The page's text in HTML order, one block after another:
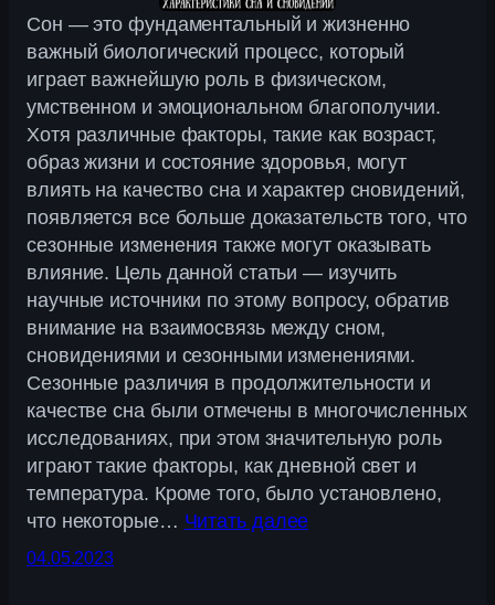
Сон — это фундаментальный и жизненно
важный биологический процесс, который
играет важнейшую роль в физическом,
умственном и эмоциональном благополучии.
Хотя различные факторы, такие как возраст,
образ жизни и состояние здоровья, могут
влиять на качество сна и характер сновидений,
появляется все больше доказательств того, что
сезонные изменения также могут оказывать
влияние. Цель данной статьи — изучить
научные источники по этому вопросу, обратив
внимание на взаимосвязь между сном,
сновидениями и сезонными изменениями.
Сезонные различия в продолжительности и
качестве сна были отмечены в многочисленных
исследованиях, при этом значительную роль
играют такие факторы, как дневной свет и
температура. Кроме того, было установлено,
что некоторые… Читать далее
04.05.2023